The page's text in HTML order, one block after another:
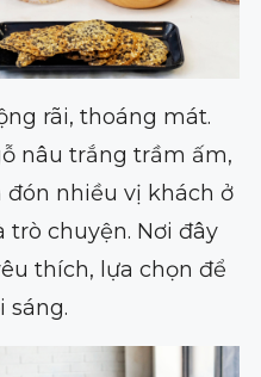
rãi, thoáng mát.
nâu trắng trầm ấm,
đón nhiều vị khách ở
chuyện. Nơi đây
thích, lựa chọn để
sáng.